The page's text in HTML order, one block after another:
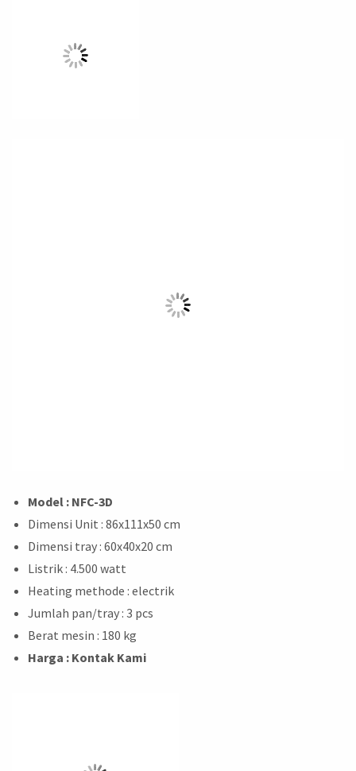
Model : NFC-3D
Dimensi Unit : 86x111x50 cm
Dimensi tray : 60x40x20 cm
Listrik : 4.500 watt
Heating methode : electrik
Jumlah pan/tray : 3 pcs
Berat mesin : 180 kg
Harga : Kontak Kami